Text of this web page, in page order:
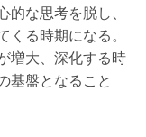
的な思考を脱し、
くる時期になる。
増大、深化する時
基盤となること